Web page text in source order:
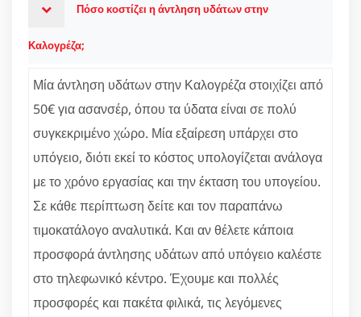
Πόσο κοστίζει η άντληση υδάτων στην
Καλογρέζα;
Μία άντληση υδάτων στην Καλογρέζα στοιχίζει από
50€ για ασανσέρ, όπου τα ύδατα είναι σε πολύ
συγκεκριμένο χώρο. Μία εξαίρεση υπάρχει στο
υπόγειο, διότι εκεί το κόστος υπολογίζεται ανάλογα
με το χρόνο εργασίας και την έκταση του υπογείου.
Σε κάθε περίπτωση δείτε και τον παραπάνω
τιμοκατάλογο αναλυτικά. Και αν θέλετε κάποια
προσφορά άντλησης υδάτων από υπόγειο καλέστε
στο τηλεφωνικό κέντρο. Έχουμε και πολλές
προσφορές και πακέτα φιλικά, τις λεγόμενες